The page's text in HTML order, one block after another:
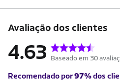
Avaliação dos clientes
4.63 Baseado em 30
Recomendado por97%dos